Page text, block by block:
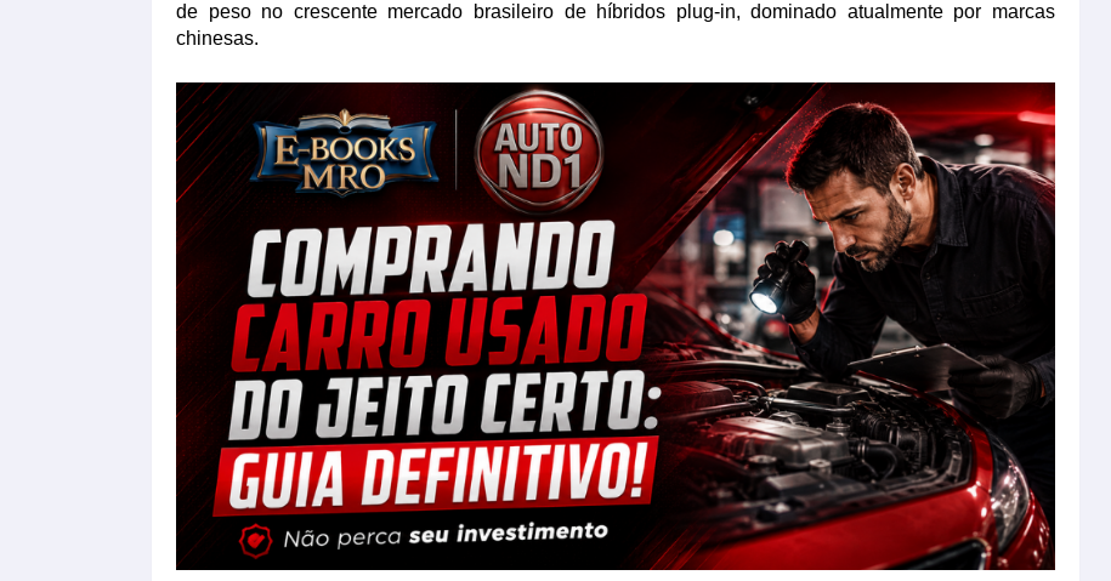
de peso no crescente mercado brasileiro de híbridos plug-in, dominado atualmente por marcas
chinesas.